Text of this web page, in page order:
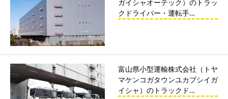
ガイシャオーテック）のトラッ
クドライバー・運転手…
富山県小型運輸株式会社（トヤ
マケンコガタウンユカブシイガ
イシャ）のトラックド…